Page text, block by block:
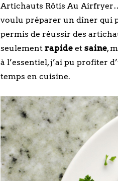
Artichauts Rôtis Au Airfryer…
voulu préparer un dîner qui
permis de réussir des
seulement rapide et saine,
à l’essentiel, j’ai pu profiter
temps en cuisine.